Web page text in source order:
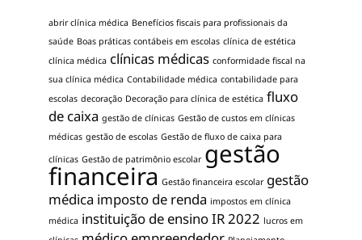
abrir clínica médica Benefícios fiscais para profissionais da
saúde Boas práticas contábeis em escolas clínica de estética
clínica médica clínicas médicas conformidade fiscal na
sua clínica médica Contabilidade médica contabilidade para
escolas decoração Decoração para clínica de estética fluxo
de caixa gestão de clínicas Gestão de custos em clínicas
médicas gestão de escolas Gestão de fluxo de caixa para
clínicas Gestão de patrimônio escolar gestão
financeira Gestão financeira escolar gestão
médica imposto de renda impostos em clínica
médica instituição de ensinoIR 2022 lucros em